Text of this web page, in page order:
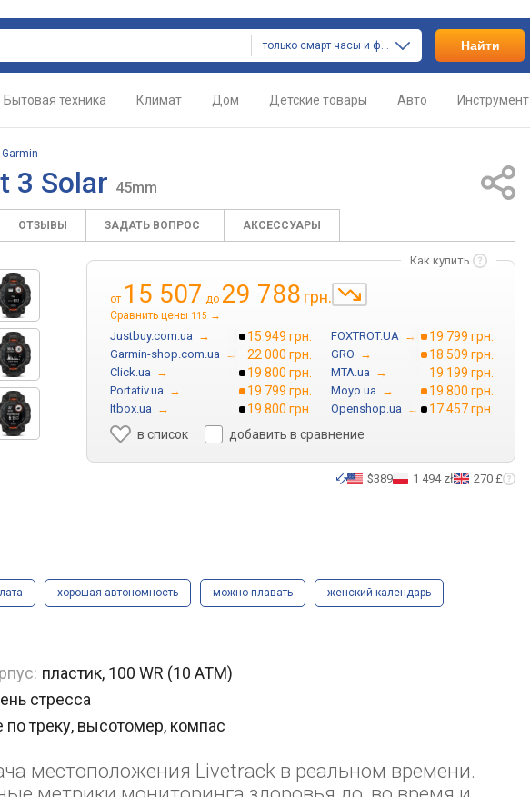
только смарт часы и фитнес браслеты Найти
Бытовая техника Климат Дом Детские товары Авто Инструмент
Garmin
3 Solar 45mm
ОТЗЫВЫ ЗАДАТЬ ВОПРОС АКСЕССУАРЫ
Как купить
от 15 507 до 29 788 грн.
Сравнить цены 115 →
Justbuy.com.ua → 15 949 грн. FOXTROT.UA → 19 799 грн.
Garmin-shop.com.ua → 22 000 грн. GRO → 18 509 грн.
Click.ua → 19 800 грн. MTA.ua → 19 199 грн.
Portativ.ua → 19 799 грн. Moyo.ua → 19 800 грн.
Itbox.ua → 19 800 грн. Openshop.ua →
17 457 грн.
в список
добавить в сравнение
$389 1 494 zł 270 £
хорошая автономность можно плавать женский календарь
пластик, 100 WR (10 ATM)
стресса
треку, высотомер, компас
местоположения Livetrack в реальном времени.